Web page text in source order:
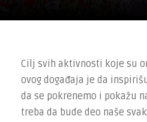
Cilj svih aktivnosti koje su
ovog događaja je da
da se pokrenemo i pokažu
treba da bude deo naše